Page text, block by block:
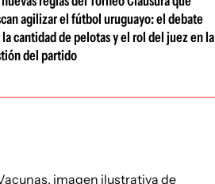
agilizar el fútbol uruguayo: el debate
cantidad de pelotas y el rol del juez en la
del partido